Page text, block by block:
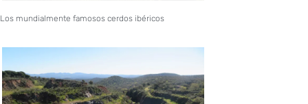
Los mundialmente famosos cerdos ibéricos